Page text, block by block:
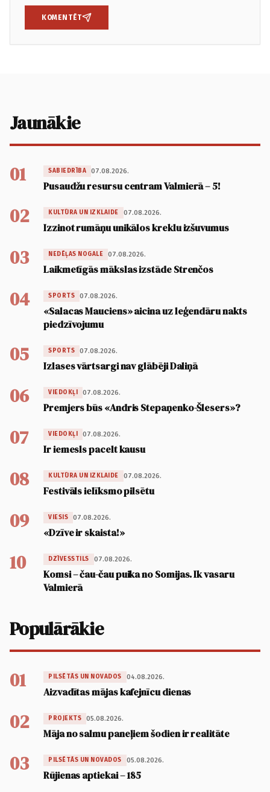
KOMENTĒT
Jaunākie
01 SABIEDRĪBA 07.08.2026.
Pusaudžu resursu centram Valmierā – 5!
02 KULTŪRA UN IZKLAIDE 07.08.2026.
Izzinot rumāņu unikālos kreklu izšuvumus
03 NEDĒĻAS NOGALE 07.08.2026.
Laikmetīgās mākslas izstāde Strenčos
04 SPORTS 07.08.2026.
«Salacas Mauciens» aicina uz leģendāru nakts
piedzīvojumu
05 SPORTS 07.08.2026.
Izlases vārtsargi nav glābēji Daliņā
06 VIEDOKĻI 07.08.2026.
Premjers būs «Andris Stepaņenko-Šlesers»?
07 VIEDOKĻI 07.08.2026.
Ir iemesls pacelt kausu
08 KULTŪRA UN IZKLAIDE 07.08.2026.
Festivāls ielīksmo pilsētu
09 VIESIS 07.08.2026.
«Dzīve ir skaista!»
10 DZĪVESSTILS 07.08.2026.
Komsi – čau-čau puika no Somijas. Ik vasaru
Valmierā
Populārākie
01 PILSĒTĀS UN NOVADOS 04.08.2026.
Aizvadītas mājas kafejnīcu dienas
02 PROJEKTS 05.08.2026.
Māja no salmu paneļiem šodien ir realitāte
03 PILSĒTĀS UN NOVADOS 05.08.2026.
Rūjienas aptiekai – 185